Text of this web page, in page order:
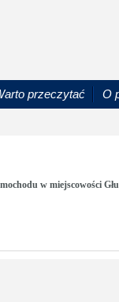
przeczytać O
w miejscowości